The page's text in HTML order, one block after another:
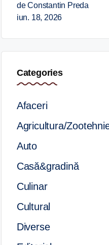
de Constantin Preda
iun. 18, 2026
Categories
Afaceri
Agricultura/
Auto
Casă&gradină
Culinar
Cultural
Diverse